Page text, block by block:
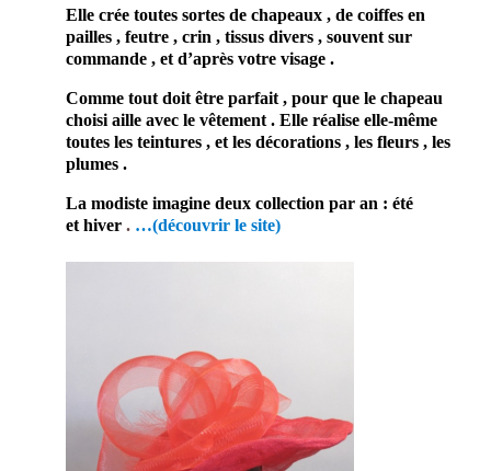
Elle crée toutes sortes de chapeaux , de coiffes en
pailles , feutre , crin , tissus divers , souvent sur
commande , et d’après votre visage .
Comme tout doit être parfait , pour que le chapeau
choisi aille avec le vêtement . Elle réalise elle-même
toutes les teintures , et les décorations , les fleurs , les
plumes .
La modiste imagine deux collection par an : été
et hiver . …(découvrir le site)